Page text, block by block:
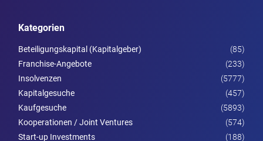
Kategorien
Beteiligungskapital (Kapitalgeber)
(85)
Franchise-Angebote
(233)
Insolvenzen
(5777)
Kapitalgesuche
(457)
Kaufgesuche
(5893)
Kooperationen / Joint Ventures
(574)
Start-up Investments
(188)